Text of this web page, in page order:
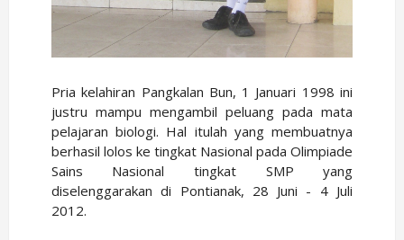
Pria kelahiran Pangkalan Bun, 1 Januari 1998 ini
justru mampu mengambil peluang pada mata
pelajaran biologi. Hal itulah yang membuatnya
berhasil lolos ke tingkat Nasional pada Olimpiade
Sains Nasional tingkat SMP yang
diselenggarakan di Pontianak, 28 Juni - 4 Juli
2012.